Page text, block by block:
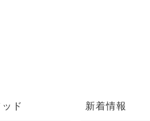
ド 新着情報